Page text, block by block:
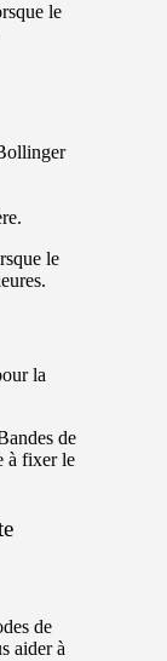
le
le
la
de
à fixer le
de
aider à